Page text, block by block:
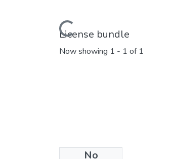
Loading...License bundle
Now showing 1 - 1 of 1
No